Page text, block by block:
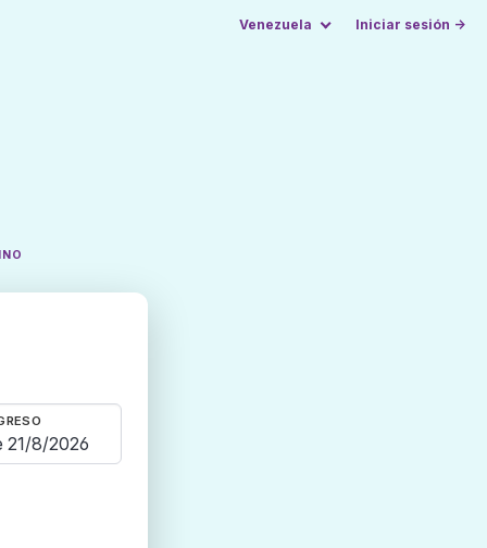
Venezuela Iniciar sesión →